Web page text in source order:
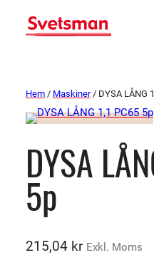
Hem / Maskiner/ DYSA LÅNG
DYSA
5p
215,04 kr Exkl. Moms